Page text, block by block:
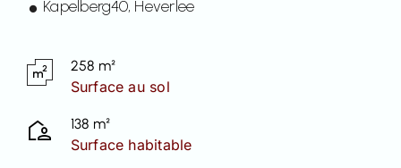
Kapelberg40, Heverlee
258 m²
Surface au sol
138 m²
Surface habitable